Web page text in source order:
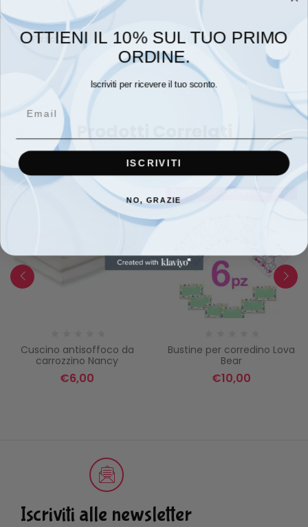
Peso 0,1 kg
Prodotti Correlati
Cuscino antisoffoco da
carrozzino Nancy
€6,00
Bustine per corredino Lova
Bear
€10,00
Iscriviti alle newsletter
OTTIENI IL 10% SUL TUO PRIMO
ORDINE.
Iscriviti per ricevere il tuo sconto.
ISCRIVITI
NO, GRAZIE